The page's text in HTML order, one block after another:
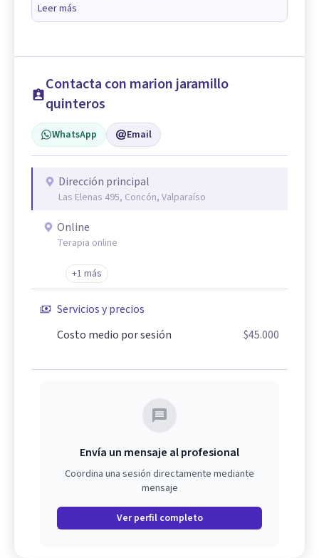
Leer más
Contacta con marion jaramillo
quinteros
WhatsApp Email
Dirección principal
Las Elenas 495, Concón, Valparaíso
Online
Terapia online
+1 más
Servicios y precios
Costo medio por sesión
$45.000
Envía un mensaje al profesional
Coordina una sesión directamente mediante
mensaje
Ver perfil completo